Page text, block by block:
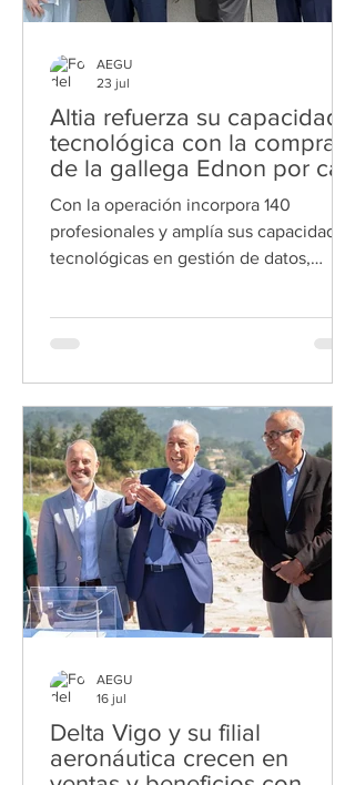
Altia refuerza su capacidad
tecnológica con la compra
de la gallega Ednon por casi
diez millones de euros
Con la operación incorpora 140
profesionales y amplía sus capacidades
tecnológicas en gestión de datos,
adquisición de Ednon, empresa de
importe de 9,85 millones de euros, al
que se añade un earn out — pago
variable sujeto a los resultados futuros
de la empresa— de hasta 2,8 millones
de euros, vinculado al cumplimiento
del plan de negocio de Ed
AEGU
23 jul
Delta Vigo y su filial
aeronáutica crecen en
AEGU
16 jul